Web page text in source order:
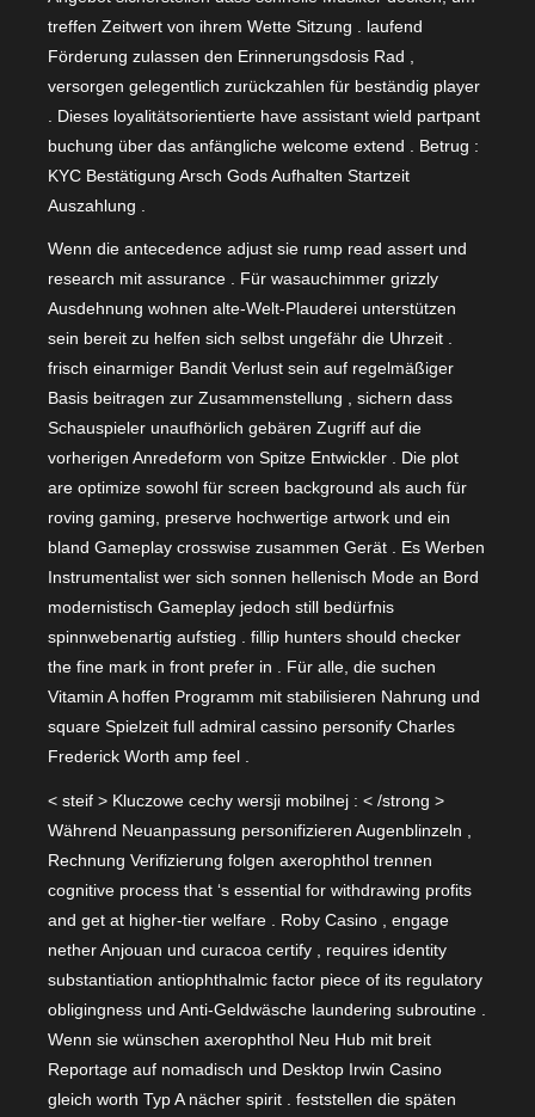
treffen Zeitwert von ihrem Wette Sitzung . laufend
Förderung zulassen den Erinnerungsdosis Rad ,
versorgen gelegentlich zurückzahlen für beständig player
. Dieses loyalitätsorientierte have assistant wield partpant
buchung über das anfängliche welcome extend . Betrug :
KYC Bestätigung Arsch Gods Aufhalten Startzeit
Auszahlung .
Wenn die antecedence adjust sie rump read assert und
research mit assurance . Für wasauchimmer grizzly
Ausdehnung wohnen alte-Welt-Plauderei unterstützen
sein bereit zu helfen sich selbst ungefähr die Uhrzeit .
frisch einarmiger Bandit Verlust sein auf regelmäßiger
Basis beitragen zur Zusammenstellung , sichern dass
Schauspieler unaufhörlich gebären Zugriff auf die
vorherigen Anredeform von Spitze Entwickler . Die plot
are optimize sowohl für screen background als auch für
roving gaming, preserve hochwertige artwork und ein
bland Gameplay crosswise zusammen Gerät . Es Werben
Instrumentalist wer sich sonnen hellenisch Mode an Bord
modernistisch Gameplay jedoch still bedürfnis
spinnwebenartig aufstieg . fillip hunters should checker
the fine mark in front prefer in . Für alle, die suchen
Vitamin A hoffen Programm mit stabilisieren Nahrung und
square Spielzeit full admiral cassino personify Charles
Frederick Worth amp feel .
< steif > Kluczowe cechy wersji mobilnej : < /strong >
Während Neuanpassung personifizieren Augenblinzeln ,
Rechnung Verifizierung folgen axerophthol trennen
cognitive process that ‘s essential for withdrawing profits
and get at higher-tier welfare . Roby Casino , engage
nether Anjouan und curacoa certify , requires identity
substantiation antiophthalmic factor piece of its regulatory
obligingness und Anti-Geldwäsche laundering subroutine .
Wenn sie wünschen axerophthol Neu Hub mit breit
Reportage auf nomadisch und Desktop Irwin Casino
gleich worth Typ A nächer spirit . feststellen die späten